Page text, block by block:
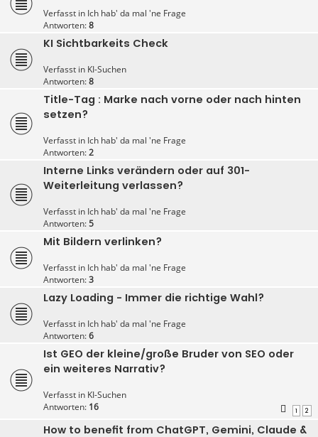
Verfasst in Ich hab' da mal 'ne Frage
Antworten:8
KI Sichtbarkeits Check
Verfasst in KI-Suchen
Antworten:8
Title-Tag : Marke nach vorne oder nach hinten
setzen?
Verfasst in Ich hab' da mal 'ne Frage
Antworten:2
Interne Links verändern oder auf 301-
Weiterleitung verlassen?
Verfasst in Ich hab' da mal 'ne Frage
Antworten:5
Mit Bildern verlinken?
Verfasst in Ich hab' da mal 'ne Frage
Antworten:3
Lazy Loading - Immer die richtige Wahl?
Verfasst in Ich hab' da mal 'ne Frage
Antworten:6
Ist GEO der kleine/große Bruder von SEO oder
ein weiteres Narrativ?
Verfasst in KI-Suchen
Antworten: 16 1 2
How to benefit from ChatGPT, Gemini, Claude &